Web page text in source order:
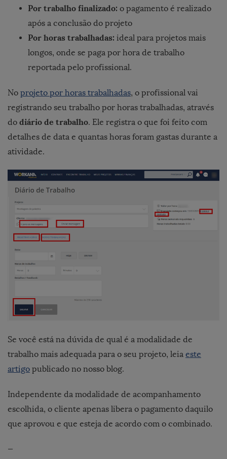
Por trabalho finalizado: o pagamento é realizado
após a conclusão do projeto
Por horas trabalhadas: ideal para projetos mais
longos, onde se paga por hora de trabalho
reportada pelo profissional.
No projeto por horas trabalhadas, o profissional vai
registrando seu trabalho por horas trabalhadas, através
do diário de trabalho. Ele registra o que foi feito com
detalhes de data e quantas horas foram gastas durante a
atividade.
Se você está na dúvida de qual é a modalidade de
trabalho mais adequada para o seu projeto, leia este
artigo publicado no nosso blog.
Independente da modalidade de acompanhamento
escolhida, o cliente apenas libera o pagamento daquilo
que aprovou e que esteja de acordo com o combinado.
—